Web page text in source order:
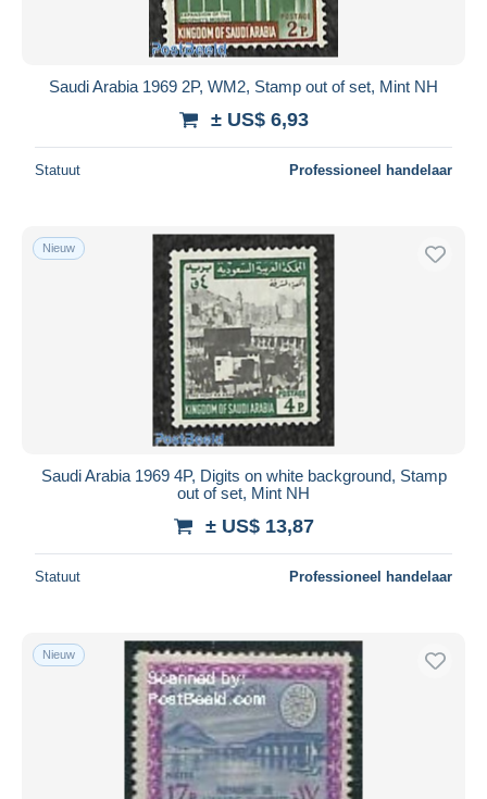
Saudi Arabia 1969 2P, WM2, Stamp out of set, Mint NH
± US$ 6,93
Statuut Professioneel handelaar
Nieuw
Saudi Arabia 1969 4P, Digits on white background, Stamp
out of set, Mint NH
± US$ 13,87
Statuut Professioneel handelaar
Nieuw